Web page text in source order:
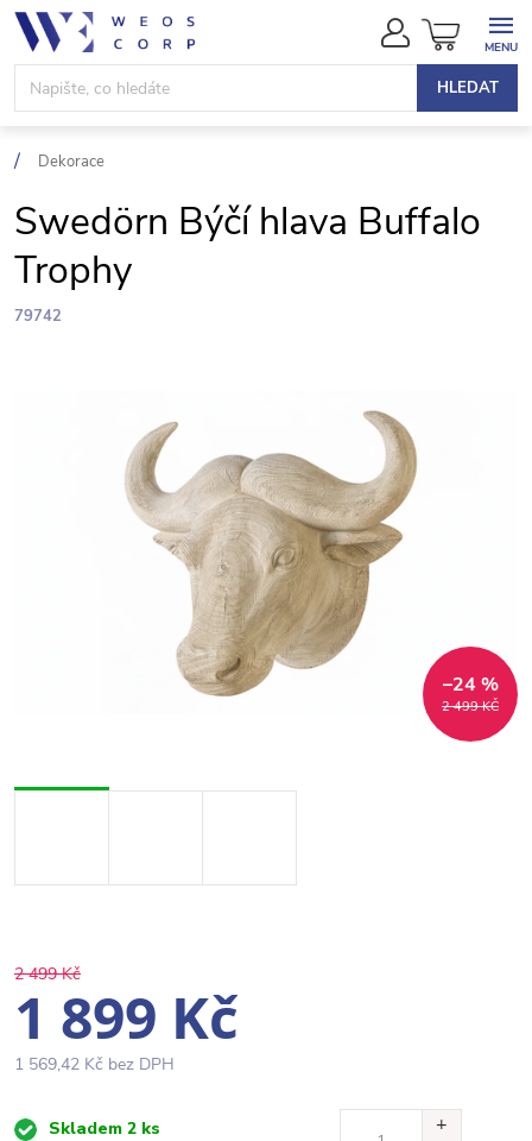
Přejít
obsah
HLEDAT
NÁKUPNÍ
KOŠÍK
Dekorace
Swedörn Býčí hlava Buffalo
Trophy
79742
2 499 KČ
–24 %
2 499 Kč
1 899 Kč
1 569,42 Kč bez DPH
MěrnáSkladem 2 ks